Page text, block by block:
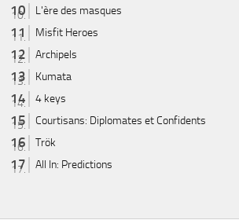
L'ère des masques
Misfit Heroes
Archipels
Kumata
4 keys
Courtisans: Diplomates et Confidents
Trök
All In: Predictions